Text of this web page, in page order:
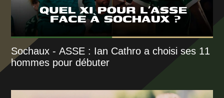
Sochaux - ASSE : Ian Cathro a choisi ses 11
hommes pour débuter